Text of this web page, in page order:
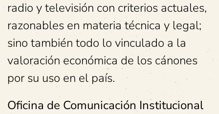
radio y televisión con criterios actuales,
razonables en materia técnica y legal;
sino también todo lo vinculado a la
valoración económica de los cánones
por su uso en el país.
Oficina de Comunicación Institucional